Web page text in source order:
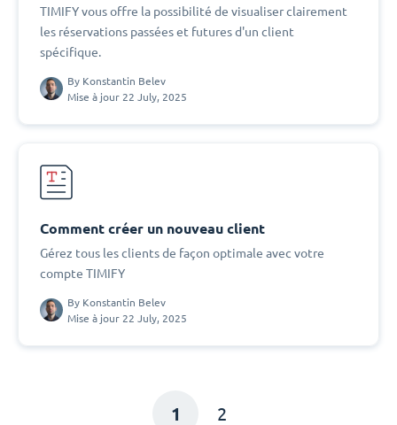
TIMIFY vous offre la possibilité de visualiser clairement
les réservations passées et futures d'un client
spécifique.
By Konstantin Belev
Mise à jour 22 July, 2025
Comment créer un nouveau client
Gérez tous les clients de façon optimale avec votre
compte TIMIFY
By Konstantin Belev
Mise à jour 22 July, 2025
1 2